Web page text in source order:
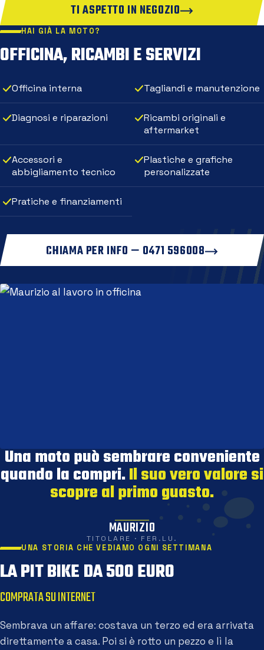
TI ASPETTO IN NEGOZIO
HAI GIÀ LA MOTO?
OFFICINA, RICAMBI E SERVIZI
Officina interna Tagliandi e manutenzione
Diagnosi e riparazioni
Ricambi originali e
aftermarket
Accessori e
abbigliamento tecnico
Plastiche e grafiche
personalizzate
Pratiche e finanziamenti
CHIAMA PER INFO — 0471 596008
Una moto può sembrare conveniente
quando la compri.Il suo vero valore si
scopre al primo guasto.
MAURIZIO
TITOLARE · FER.LU.
UNA STORIA CHE VEDIAMO OGNI SETTIMANA
LA PIT BIKE DA 500 EURO
COMPRATA SU INTERNET
Sembrava un affare: costava un terzo ed era arrivata
direttamente a casa. Poi si è rotto un pezzo e lì la